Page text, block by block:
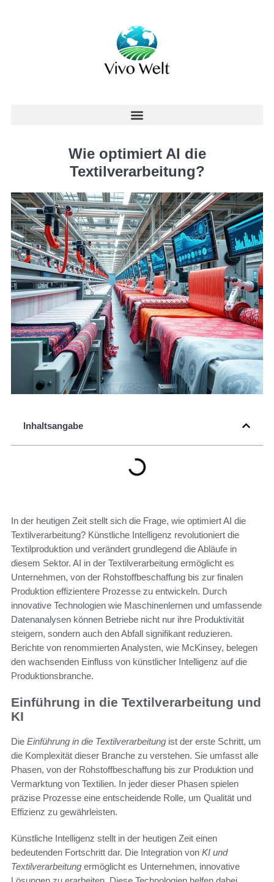
Wie optimiert AI die
Textilverarbeitung?
Inhaltsangabe
In der heutigen Zeit stellt sich die Frage, wie optimiert AI die
Textilverarbeitung? Künstliche Intelligenz revolutioniert die
Textilproduktion und verändert grundlegend die Abläufe in
diesem Sektor. AI in der Textilverarbeitung ermöglicht es
Unternehmen, von der Rohstoffbeschaffung bis zur finalen
Produktion effizientere Prozesse zu entwickeln. Durch
innovative Technologien wie Maschinenlernen und umfassende
Datenanalysen können Betriebe nicht nur ihre Produktivität
steigern, sondern auch den Abfall signifikant reduzieren.
Berichte von renommierten Analysten, wie McKinsey, belegen
den wachsenden Einfluss von künstlicher Intelligenz auf die
Produktionsbranche.
Einführung in die Textilverarbeitung und
KI
Die Einführung in die Textilverarbeitung ist der erste Schritt, um
die Komplexität dieser Branche zu verstehen. Sie umfasst alle
Phasen, von der Rohstoffbeschaffung bis zur Produktion und
Vermarktung von Textilien. In jeder dieser Phasen spielen
präzise Prozesse eine entscheidende Rolle, um Qualität und
Effizienz zu gewährleisten.
Künstliche Intelligenz stellt in der heutigen Zeit einen
bedeutenden Fortschritt dar. Die Integration von KI und
Textilverarbeitung ermöglicht es Unternehmen, innovative